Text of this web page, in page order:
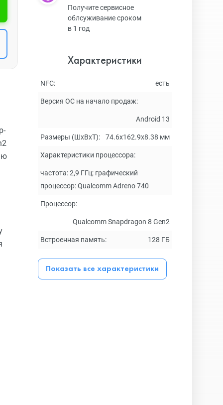
Получите сервисное
облсуживание сроком
в 1 год
Характеристики
NFC: есть
Версия ОС на начало продаж:
Android 13
Размеры (ШxВxТ): 74.6x162.9x8.38 мм
Характеристики процессора:
частота: 2,9 ГГц; графический
процессор: Qualcomm Adreno 740
Процессор:
Qualcomm Snapdragon 8 Gen2
Встроенная память: 128 ГБ
Показать все характеристики